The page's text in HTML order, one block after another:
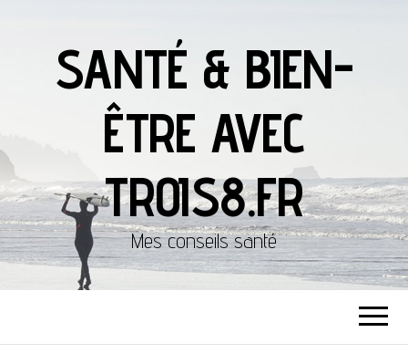
SANTÉ & BIEN-
ÊTRE AVEC
TROIS8.FR
Mes conseils santé